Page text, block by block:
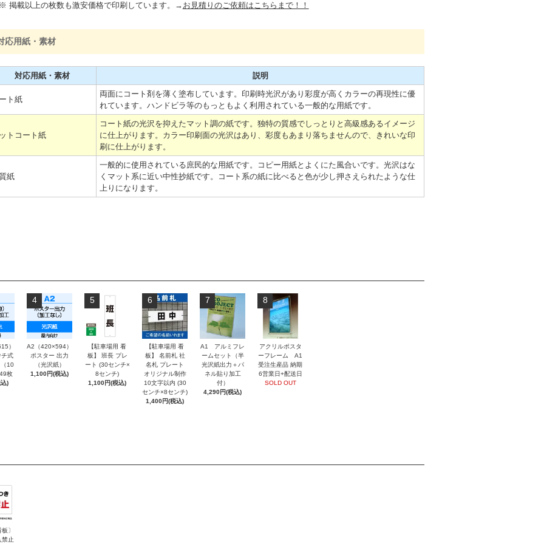
※ 掲載以上の枚数も激安価格で印刷しています。→ お見積りのご依頼はこちらまで！！
応用紙・素材
対応用紙・素材 説明
ト紙
両面にコート剤を薄く塗布しています。印刷時光沢があり彩度が高くカラーの再現性に優
れています。ハンドビラ等のもっともよく利用されている一般的な用紙です。
トコート紙
コート紙の光沢を抑えたマット調の紙です。独特の質感でしっとりと高級感あるイメージ
に仕上がります。カラー印刷面の光沢はあり、彩度もあまり落ちませんので、きれいな印
刷に仕上がります。
紙
一般的に使用されている庶民的な用紙です。コピー用紙とよくにた風合いです。光沢はな
くマット系に近い中性抄紙です。コート系の紙に比べると色が少し押さえられたような仕
上りになります。
）
式
10
枚
)
4
A2（420×594）
ポスター 出力
（光沢紙）
1,100円(税込)
5
【駐車場用 看
板】 班長 プレ
ート (30センチ×
8センチ)
1,100円(税込)
6
【駐車場用 看
板】 名前札 社
名札 プレート
オリジナル制作
10文字以内 (30
センチ×8センチ)
1,400円(税込)
7
A1 アルミフレ
ームセット（半
光沢紙出力＋パ
ネル貼り加工
付）
4,290円(税込)
8
アクリルポスタ
ーフレーム A1
受注生産品 納期
6営業日+配送日
SOLD OUT
〕
禁止